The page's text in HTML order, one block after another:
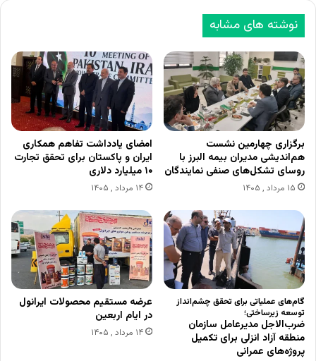
نوشته های مشابه
برگزاری چهارمین نشست
هم‌اندیشی مدیران بیمه البرز با
روسای تشکل‌های صنفی نمایندگان
۱۵ مرداد , ۱۴۰۵
امضای یادداشت تفاهم همکاری
ایران و پاکستان برای تحقق تجارت
۱۰ میلیارد دلاری
۱۴ مرداد , ۱۴۰۵
گام‌های عملیاتی برای تحقق چشم‌انداز
توسعه زیرساختی؛
ضرب‌الاجل مدیرعامل سازمان
منطقه آزاد انزلی برای تکمیل
پروژه‌های عمرانی
عرضه مستقیم محصولات ایرانول
در ایام اربعین
۱۴ مرداد , ۱۴۰۵